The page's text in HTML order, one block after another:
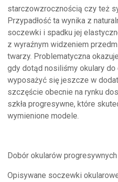
starczowzrocznością czy też
Przypadłość ta wynika z
soczewki i spadku jej
z wyraźnym widzeniem
twarzy. Problematyczna
gdy dotąd nosiliśmy okulary do
wyposażyć się jeszcze w
szczęście obecnie na rynku
szkła progresywne, które
wymienione modele.
Dobór okularów progresywnych
Opisywane soczewki